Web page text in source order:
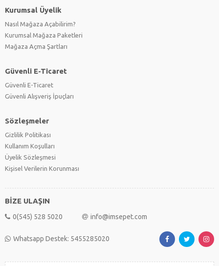
Kurumsal Üyelik
Nasıl Mağaza Açabilirim?
Kurumsal Mağaza Paketleri
Mağaza Açma Şartları
Güvenli E-Ticaret
Güvenli E-Ticaret
Güvenli Alışveriş İpuçları
Sözleşmeler
Gizlilik Politikası
Kullanım Koşulları
Üyelik Sözleşmesi
Kişisel Verilerin Korunması
BİZE ULAŞIN
0(545) 528 5020 info@imsepet.com
Whatsapp Destek: 5455285020